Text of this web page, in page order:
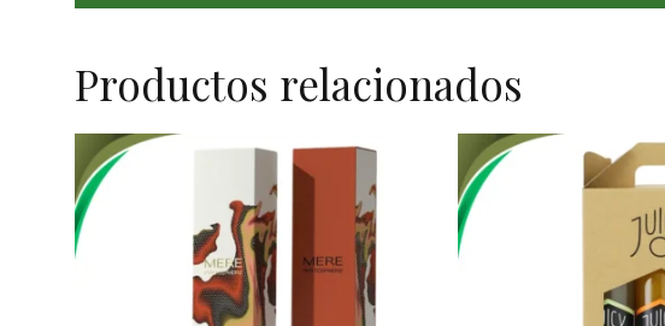
Productos relacionados